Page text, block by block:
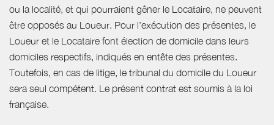
ou la localité, et qui pourraient gêner le Locataire, ne peuvent
être opposés au Loueur. Pour l’exécution des présentes, le
Loueur et le Locataire font élection de domicile dans leurs
domiciles respectifs, indiqués en entête des présentes.
Toutefois, en cas de litige, le tribunal du domicile du Loueur
sera seul compétent. Le présent contrat est soumis à la loi
française.